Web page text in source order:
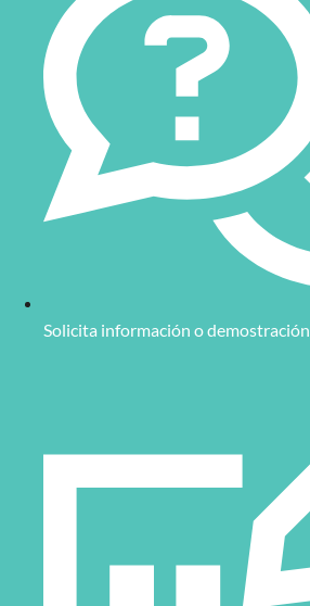
Solicita información o demostración